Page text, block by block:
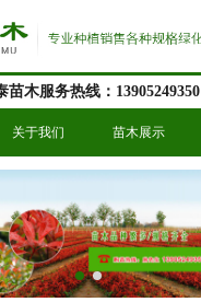
苗木服务热线：13905249350
关于我们 苗木展示